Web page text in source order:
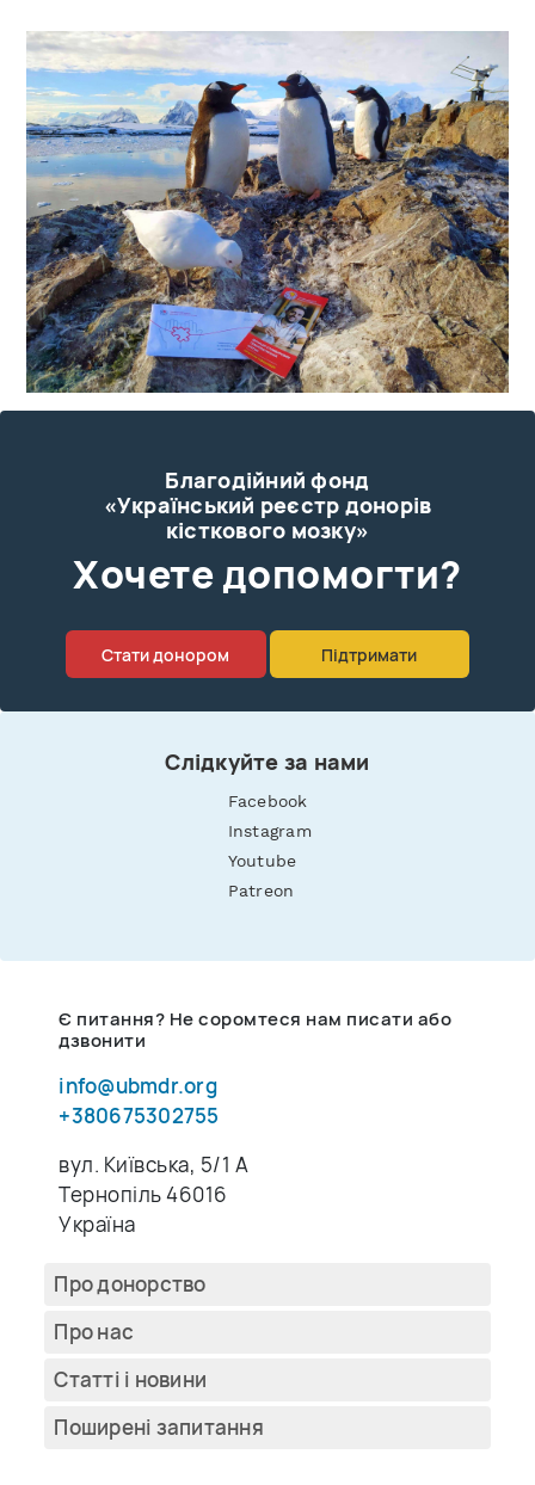
Благодійний фонд
«Український реєстр донорів
кісткового мозку»
Xочете допомогти?
Стати донором Підтримати
Слідкуйте за нами
Facebook
Instagram
Youtube
Patreon
Є питання? Не соромтеся нам писати або
дзвонити
info@ubmdr.org
+380675302755
вул. Київська, 5/1 A
Тернопіль 46016
Україна
Про донорство
Про нас
Cтатті і новини
Поширені запитання